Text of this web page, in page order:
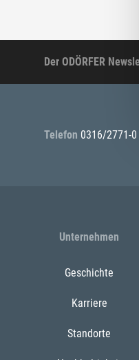
Der ODÖRFER
Telefon 0316/2771-0
Unternehmen
Geschichte
Karriere
Standorte